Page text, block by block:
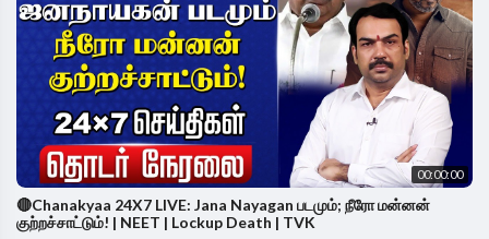
00:00:00
🔴Chanakyaa 24X7 LIVE: Jana Nayagan படமும்; நீரோ மன்னன்
குற்றச்சாட்டும்! | NEET | Lockup Death | TVK